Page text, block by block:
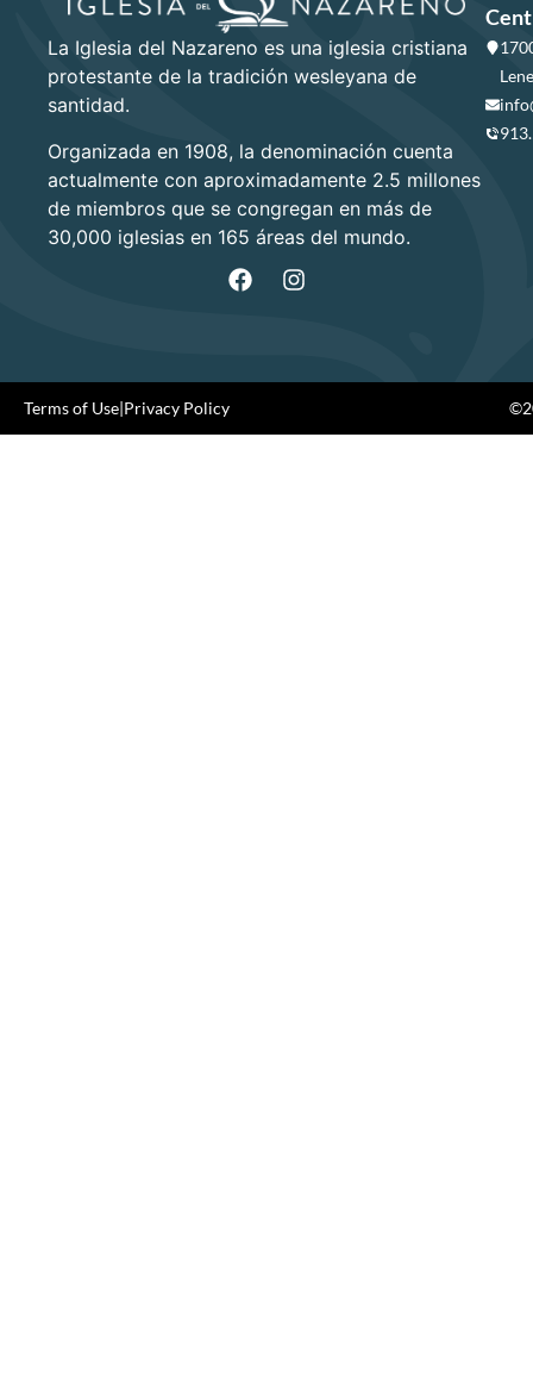
La Iglesia del Nazareno es una iglesia cristiana
protestante de la tradición wesleyana de
santidad.
Organizada en 1908, la denominación cuenta
actualmente con aproximadamente 2.5 millones
de miembros que se congregan en más de
30,000 iglesias en 165 áreas del mundo.
Terms of Use|Privacy Policy